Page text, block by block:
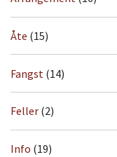
Åte (15)
Fangst (14)
Feller (2)
Info (19)